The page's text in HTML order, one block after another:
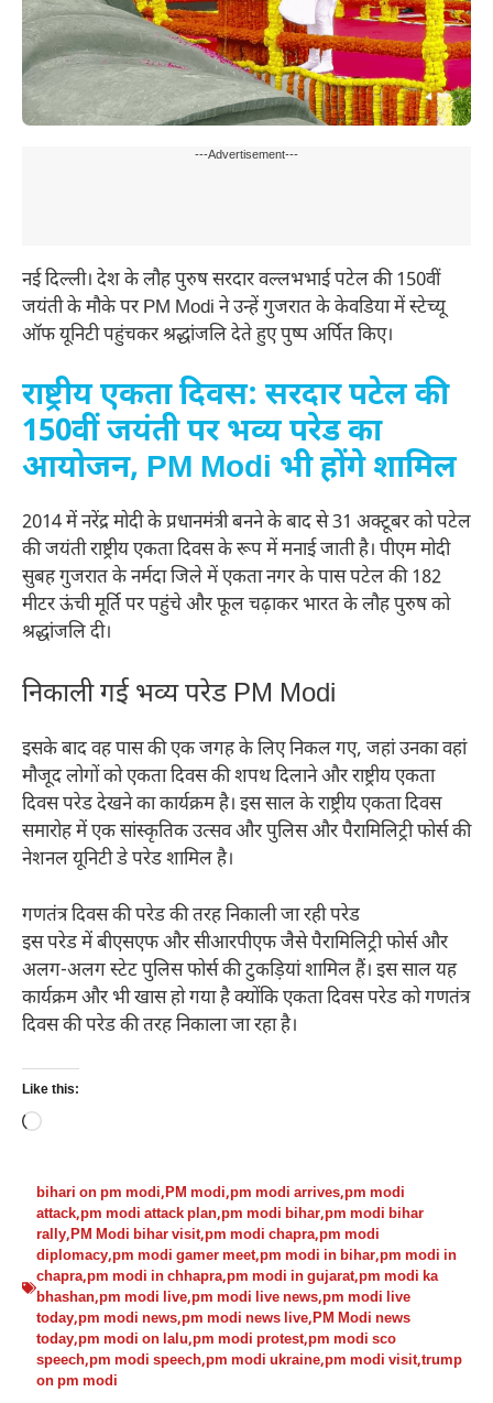
---Advertisement---
नई दिल्ली। देश के लौह पुरुष सरदार वल्लभभाई पटेल की 150वीं
जयंती के मौके पर PM Modi ने उन्हें गुजरात के केवडिया में स्टेच्यू
ऑफ यूनिटी पहुंचकर श्रद्धांजलि देते हुए पुष्प अर्पित किए।
राष्ट्रीय एकता दिवस: सरदार पटेल की
150वीं जयंती पर भव्य परेड का
आयोजन, PM Modi भी होंगे शामिल
2014 में नरेंद्र मोदी के प्रधानमंत्री बनने के बाद से 31 अक्टूबर को पटेल
की जयंती राष्ट्रीय एकता दिवस के रूप में मनाई जाती है। पीएम मोदी
सुबह गुजरात के नर्मदा जिले में एकता नगर के पास पटेल की 182
मीटर ऊंची मूर्ति पर पहुंचे और फूल चढ़ाकर भारत के लौह पुरुष को
श्रद्धांजलि दी।
निकाली गई भव्य परेड PM Modi
इसके बाद वह पास की एक जगह के लिए निकल गए, जहां उनका वहां
मौजूद लोगों को एकता दिवस की शपथ दिलाने और राष्ट्रीय एकता
दिवस परेड देखने का कार्यक्रम है। इस साल के राष्ट्रीय एकता दिवस
समारोह में एक सांस्कृतिक उत्सव और पुलिस और पैरामिलिट्री फोर्स की
नेशनल यूनिटी डे परेड शामिल है।
गणतंत्र दिवस की परेड की तरह निकाली जा रही परेड
इस परेड में बीएसएफ और सीआरपीएफ जैसे पैरामिलिट्री फोर्स और
अलग-अलग स्टेट पुलिस फोर्स की टुकड़ियां शामिल हैं। इस साल यह
कार्यक्रम और भी खास हो गया है क्योंकि एकता दिवस परेड को गणतंत्र
दिवस की परेड की तरह निकाला जा रहा है।
Like this:
Loading…
bihari on pm modi,PM modi,pm modi arrives,pm modi
attack,pm modi attack plan,pm modi bihar,pm modi bihar
rally,PM Modi bihar visit,pm modi chapra,pm modi
diplomacy,pm modi gamer meet,pm modi in bihar,pm modi in
chapra,pm modi in chhapra,pm modi in gujarat,pm modi ka
bhashan,pm modi live,pm modi live news,pm modi live
today,pm modi news,pm modi news live,PM Modi news
today,pm modi on lalu,pm modi protest,pm modi sco
speech,pm modi speech,pm modi ukraine,pm modi visit,trump
on pm modi